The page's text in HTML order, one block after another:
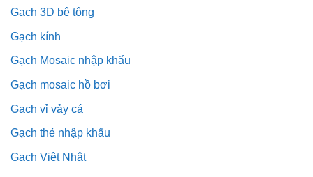
Gạch 3D bê tông
Gạch kính
Gạch Mosaic nhập khẩu
Gạch mosaic hồ bơi
Gạch vỉ vảy cá
Gạch thẻ nhập khẩu
Gạch Việt Nhật